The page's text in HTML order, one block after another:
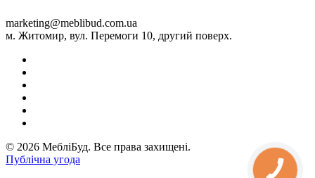
marketing@meblibud.com.ua
м. Житомир, вул. Перемоги 10, другий поверх.
© 2026 МебліБуд. Все права захищені.
Публічна угода